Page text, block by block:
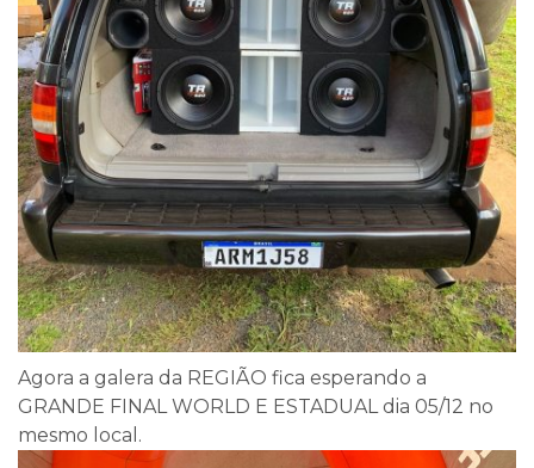
Agora a galera da REGIÃO fica esperando a
GRANDE FINAL WORLD E ESTADUAL dia 05/12 no
mesmo local.